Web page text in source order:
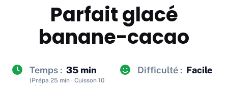
Parfait glacé
banane-cacao
Temps : 35 min
(Prépa 25 min · Cuisson 10
Difficulté : Facile